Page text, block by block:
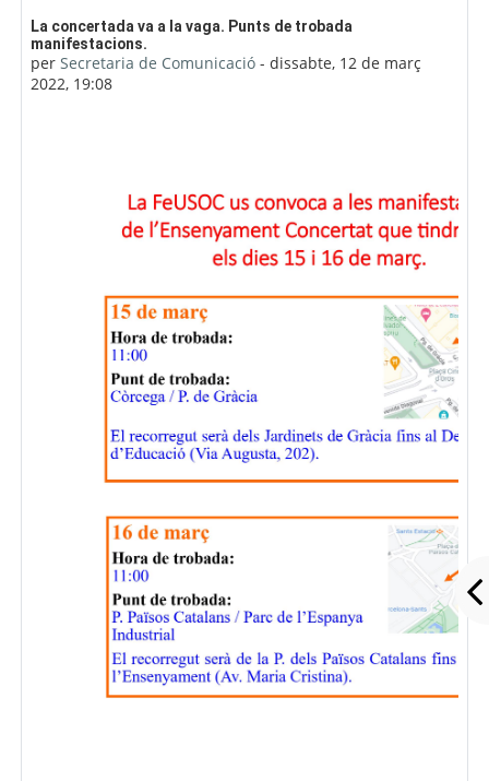
La concertada va a la vaga. Punts de trobada
manifestacions.
perSecretaria de Comunicació -dissabte, 12 de març
2022, 19:08
Nombre de respostes: 0